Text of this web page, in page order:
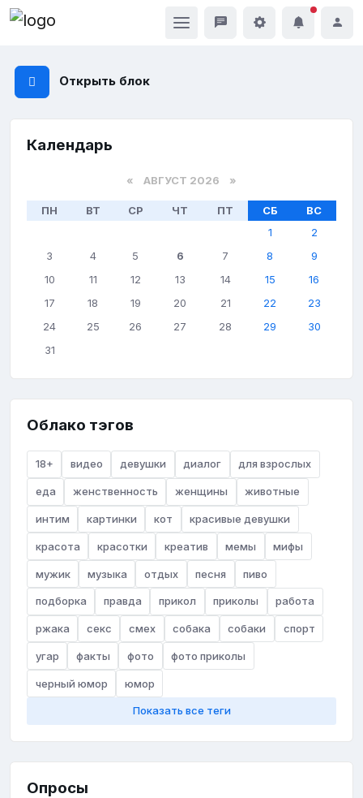
Открыть блок
Календарь
« АВГУСТ 2026 »
ПН ВТ СР ЧТ ПТ СБ
ВС
1
2
3
4 5 6 7 8
9
10
11 12 13 14 15
16
17
18 19 20 21 22
23
24
25 26 27 28 29
30
31
Облако тэгов
18+ видео девушки диалог для взрослых
еда женственность женщины животные
интим картинки кот красивые девушки
красота красотки креатив мемы мифы
мужик музыка отдых песня пиво
подборка правда прикол приколы работа
ржака секс смех собака собаки спорт
угар факты фото фото приколы
черный юмор юмор
Показать все теги
Опросы